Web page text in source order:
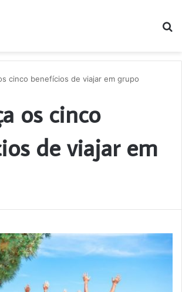
cinco benefícios de viajar em grupo
os cinco
de viajar em